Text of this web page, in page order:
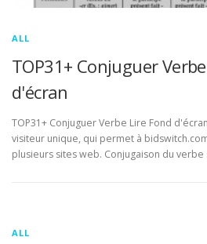
ALL
TOP31+ Conjuguer
d'écran
TOP31+ Conjuguer Verbe Lire Fond
visiteur unique, qui permet à
plusieurs sites web. Conjugaison du
ALL